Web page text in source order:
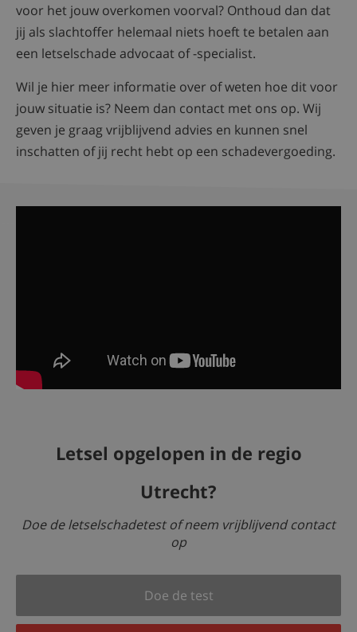
voor het jouw overkomen voorval? Onthoud dan dat
jij als slachtoffer helemaal niets hoeft te betalen aan
een letselschade advocaat of -specialist.
Wil je hier meer informatie over of weten hoe dit voor
jouw situatie is? Neem dan contact met ons op. Wij
geven je graag vrijblijvend advies en kunnen snel
inschatten of jij recht hebt op een schadevergoeding.
Letsel opgelopen in de regio
Utrecht?
Doe de letselschadetest of neem vrijblijvend contact
op
Doe de test